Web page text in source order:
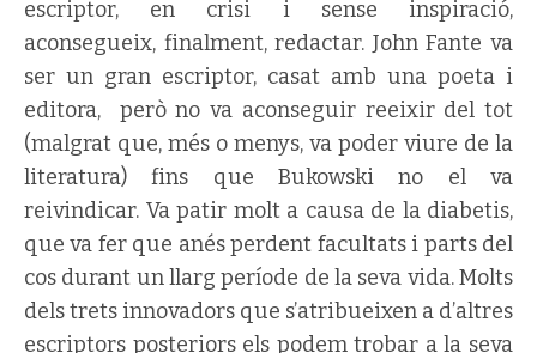
escriptor, en crisi i sense inspiració,
aconsegueix, finalment, redactar. John Fante va
ser un gran escriptor, casat amb una poeta i
editora, però no va aconseguir reeixir del tot
(malgrat que, més o menys, va poder viure de la
literatura) fins que Bukowski no el va
reivindicar. Va patir molt a causa de la diabetis,
que va fer que anés perdent facultats i parts del
cos durant un llarg període de la seva vida. Molts
dels trets innovadors que s’atribueixen a d’altres
escriptors posteriors els podem trobar a la seva